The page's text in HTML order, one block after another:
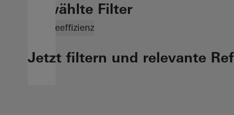
Gewählte Filter
Energieeffizienz
Jetzt filtern und relevante